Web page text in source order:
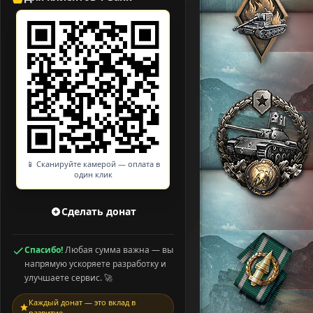
📱 Сканируйте камерой — оплата в
один клик
Сделать донат
Спасибо!Любая сумма важна — вы
напрямую ускоряете разработку и
улучшаете сервис. 🚀
Каждый донат — это вклад в